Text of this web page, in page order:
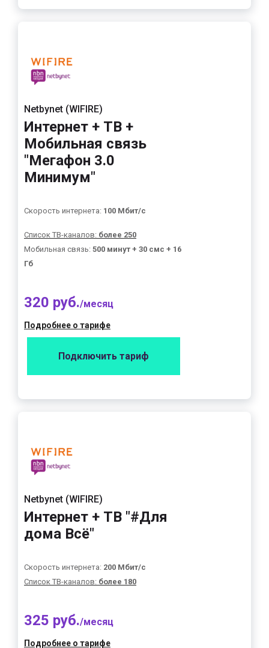
Netbynet (WIFIRE)
Интернет + ТВ +
Мобильная связь
"Мегафон 3.0
Минимум"
Скорость интернета: 100 Мбит/с
Список ТВ-каналов: более 250
Мобильная связь: 500 минут + 30 смс + 16
Гб
320 руб./месяц
Подробнее о тарифе
Подключить тариф
Netbynet (WIFIRE)
Интернет + ТВ "#Для
дома Всё"
Скорость интернета: 200 Мбит/с
Список ТВ-каналов: более 180
325 руб./месяц
Подробнее о тарифе